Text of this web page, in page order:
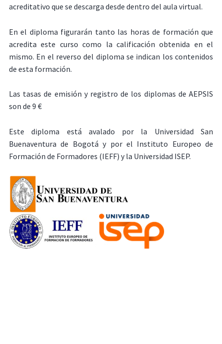
acreditativo que se descarga desde dentro del aula virtual.
En el diploma figurarán tanto las horas de formación que
acredita este curso como la calificación obtenida en el
mismo. En el reverso del diploma se indican los contenidos
de esta formación.
Las tasas de emisión y registro de los diplomas de AEPSIS
son de 9 €
Este diploma está avalado por la Universidad San
Buenaventura de Bogotá y por el Instituto Europeo de
Formación de Formadores (IEFF) y la Universidad ISEP.